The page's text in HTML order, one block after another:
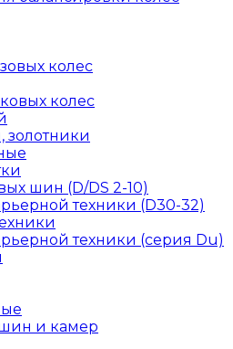
колес
колес
золотники
шин (D/DS 2-10)
техники (D30-32)
техники (серия Du)
и камер